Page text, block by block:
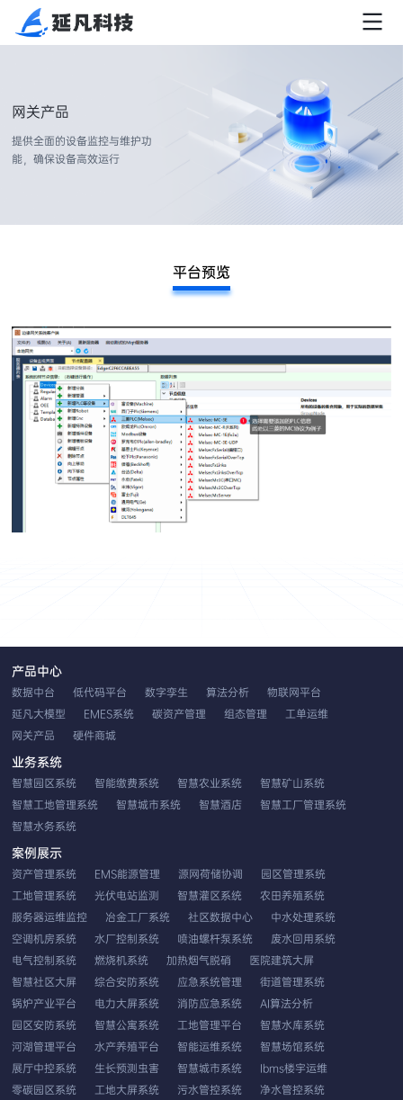
网关产品
提供全面的设备监控与维护功
能，确保设备高效运行
平台预览
产品中心
数据中台 低代码平台 数字孪生 算法分析
物联网平台
延凡大模型
EMES系统 碳资产管理 组态管理
工单运维
网关产品
硬件商城
业务系统
智慧园区系统 智能缴费系统 智慧农业系统
智慧矿山系统
智慧工地管理系统
智慧城市系统 智慧酒店
智慧工厂管理系统
智慧水务系统
案例展示
资产管理系统 EMS能源管理 源网荷储协调
园区管理系统
工地管理系统
光伏电站监测 智慧灌区系统
农田养殖系统
服务器运维监控
冶金工厂系统 社区数据中心
中水处理系统
空调机房系统
水厂控制系统 喷油螺杆泵系统
废水回用系统
电气控制系统
燃烧机系统 加热烟气脱硝
医院建筑大屏
智慧社区大屏
综合安防系统 应急系统管理
街道管理系统
锅炉产业平台
电力大屏系统 消防应急系统
AI算法分析
园区安防系统
智慧公寓系统 工地管理平台
智慧水库系统
河湖管理平台
水产养殖平台 智能运维系统
智慧场馆系统
展厅中控系统
生长预测虫害 智慧城市系统
Ibms楼宇运维
零碳园区系统
工地大屏系统 污水管控系统
净水管控系统